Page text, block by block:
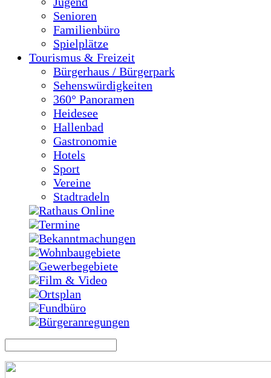
Senioren
Familienbüro
Spielplätze
Tourismus & Freizeit
Bürgerhaus / Bürgerpark
Sehenswürdigkeiten
360° Panoramen
Heidesee
Hallenbad
Gastronomie
Hotels
Sport
Vereine
Stadtradeln
Rathaus Online
Termine
Bekanntmachungen
Wohnbaugebiete
Gewerbegebiete
Film & Video
Ortsplan
Fundbüro
Bürgeranregungen